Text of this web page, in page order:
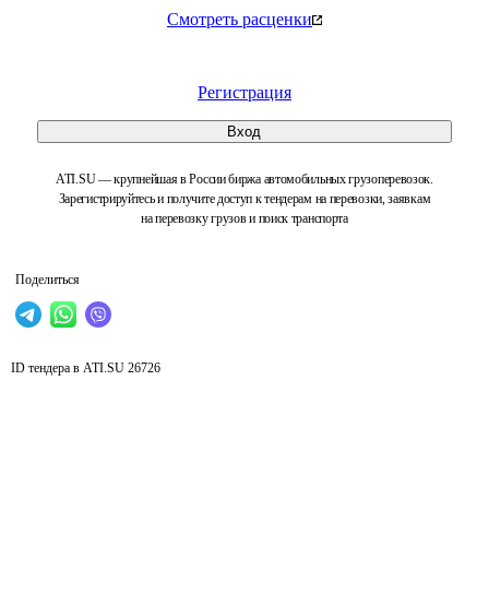
Смотреть расценки
Регистрация
Вход
ATI.SU — крупнейшая в России биржа автомобильных грузоперевозок.
Зарегистрируйтесь и получите доступ к тендерам на перевозки, заявкам
на перевозку грузов и поиск транспорта
Поделиться
ID тендера в ATI.SU 26726